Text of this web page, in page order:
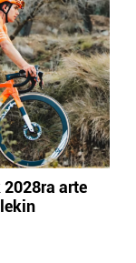
2028ra arte